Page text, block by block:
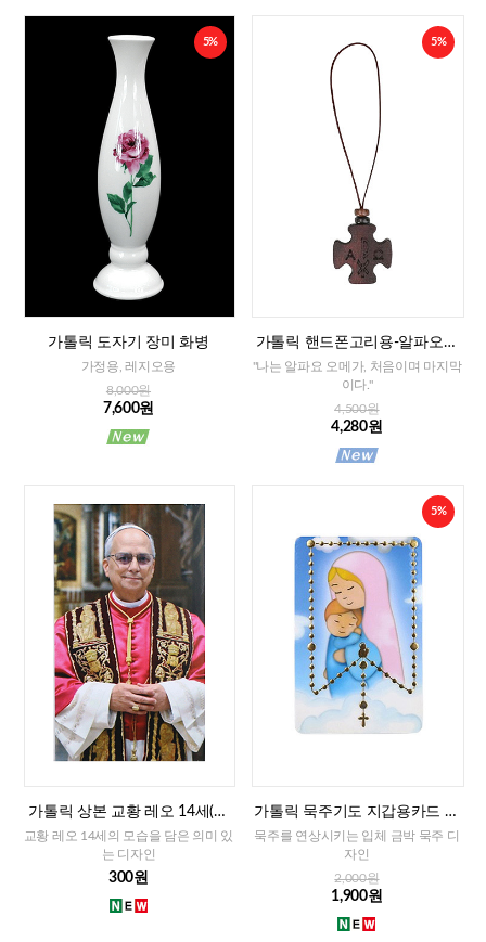
5%
가톨릭 도자기 장미 화병
가정용, 레지오용
8,000원
7,600원
5%
가톨릭 핸드폰고리용-알파오메
가 십자가
"나는 알파요 오메가, 처음이며 마지막
이다."
4,500원
4,280원
가톨릭 상본 교황 레오 14세(이
태리)
교황 레오 14세의 모습을 담은 의미 있
는 디자인
300원
5%
가톨릭 묵주기도 지갑용카드 책
갈피겸용-성모자(이태리)
묵주를 연상시키는 입체 금박 묵주 디
자인
2,000원
1,900원